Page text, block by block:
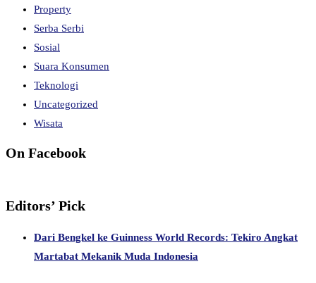
Property
Serba Serbi
Sosial
Suara Konsumen
Teknologi
Uncategorized
Wisata
On Facebook
Editors’ Pick
Dari Bengkel ke Guinness World Records: Tekiro Angkat
Martabat Mekanik Muda Indonesia